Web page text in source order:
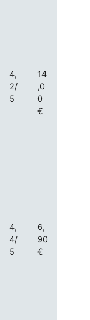
4,
2/
5
14
,0
0
€
4,
4/
5
6,
90
€